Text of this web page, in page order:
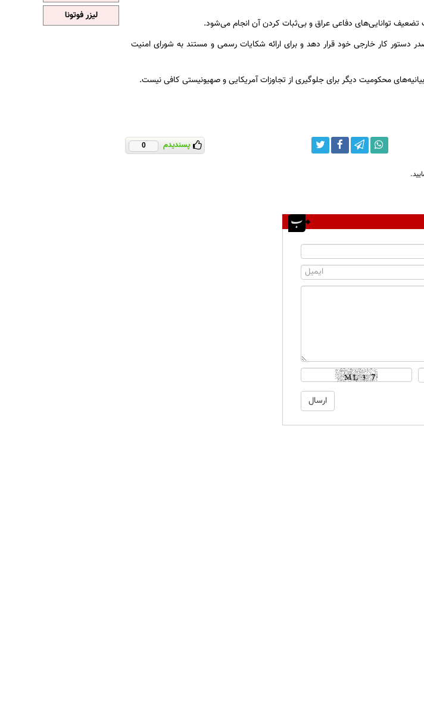
توانایی‌های دفاعی عراق و بی‌ثبات کردن آن انجام می‌شود.
دستور کار خارجی خود قرار دهد و برای ارائه شکایات رسمی و مستند به شورای امنیت
محکومیت دیگر برای جلوگیری از تجاوزات آمریکایی و صهیونیستی کافی نیست.
پسندیدم 0
لیزر فوتونا